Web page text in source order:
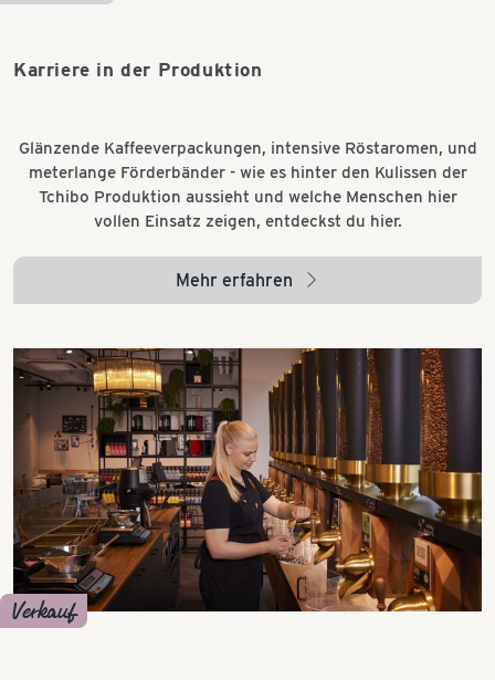
Karriere in der Produktion
Glänzende Kaffeeverpackungen, intensive Röstaromen, und
meterlange Förderbänder - wie es hinter den Kulissen der
Tchibo Produktion aussieht und welche Menschen hier
vollen Einsatz zeigen, entdeckst du hier.
Mehr erfahren arrow_right
Verkauf